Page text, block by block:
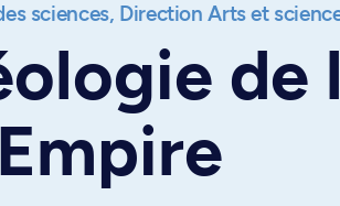
sciences, Direction Arts et
de